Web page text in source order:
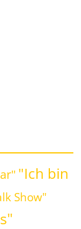
"Ich bin
Show"